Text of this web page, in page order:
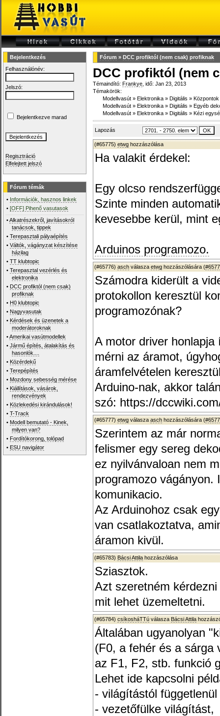
Bejelentkezés
Felhasználónév:
Jelszó:
Bejelentkezve marad
Regisztráció
Elfelejtett jelszó
Fórum témák
• Információk, hasznos linkek
•[OFF] Pihenő vasutasok
•Alkatrészekről, javításokról
tanácsok, tippek
•Terepasztali pályaépítés
•Váltók, vágányzat készítése
házilag
•TT klubtopic
•Terepasztal vezérlés és
elektronika
• DCC profiktól (nem csak)
profiknak
• H0 klubtopic
• Nagyvasutak
• Kérdések és üzenetek a
moderátoroknak
•Amerikai vasútmodellek
•Jármű építés, átalakítás és
hasonlók....
• Közérdekű
•Terepépítés
• Mozdony sebesség mérése
• Kiállítások, vásárok,
rendezvények
• Közlekedési kirándulások!
•T-Track
• Modell bemutató - Kinek,
milyen van?
• Fordítókorong, tolópad
• ESU navigátor
Fórum » DCC profiktól (nem csak) profiknak
DCC profiktól (nem
Témaindító: Frankye , idő: Jan 23, 2013
Témakörök:
Modellvasút » Elektronika » Digitális » Központok
Modellvasút » Elektronika » Digitális » Egyéb
Modellvasút » Elektronika » Digitális » Kézi
Lapozás
(#65775) etwg hozzászólása
Ha valakit érdekel:
Egy olcso
Szinte minden
kevesebbe kerül, mint
Arduinos programozo.
(#65776) asch válasza etwg hozzászólására (
Számodra kiderült a
protokollon keresztül
programozónak?
A motor driver
mérni az áramot,
áramfelvételen
Arduino-nak, akkor
szó: https://
(#65777) etwg válasza asch hozzászólására (
Szerintem az már
felismer egy sereg
ez nyilvánvaloan nem
programozo vágányon.
komunikacio.
Az Arduinohoz csak
van csatlakoztatva,
áramon kivül.
(#65783) Bácsi Attila hozzászólása
Sziasztok.
Azt szeretném
mit lehet üzemeltetni.
(#65784) csíkosháTTú válasza Bácsi Attila
Általában ugyanolyan
(F0, a fehér és a sárga
az F1, F2, stb. funkció
Lehet ide kapcsolni
- világítástól
- vezetőfülke világítást,